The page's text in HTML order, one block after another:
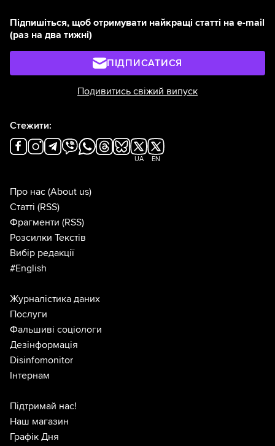
Підпишіться, щоб отримувати найкращі статті на e-mail
(раз на два тижні)
ПІДПИСАТИСЯ
Подивитись свіжий випуск
Стежити:
UA EN
Про нас (About us)
Статті (RSS)
Фрагменти (RSS)
Розсилки Текстів
Вибір редакції
#English
Журналістика даних
Послуги
Фальшиві соціологи
Дезінформація
Disinfomonitor
Інтернам
Підтримай нас!
Наш магазин
Графік Дня